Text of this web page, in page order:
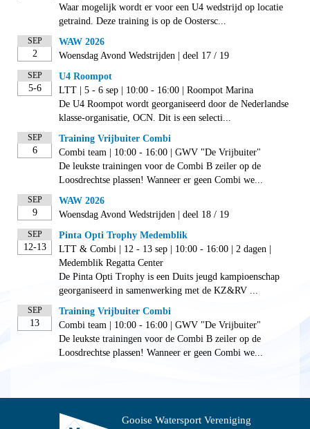
Waar mogelijk wordt er voor een U4 wedstrijd op locatie
getraind. Deze training is op de Oostersc...
SEP
2
WAW 2026
Woensdag Avond Wedstrijden | deel 17 / 19
SEP
5-6
U4 Roompot
LTT | 5 - 6 sep | 10:00 - 16:00 | Roompot Marina
De U4 Roompot wordt georganiseerd door de Nederlandse
klasse-organisatie, OCN. Dit is een selecti...
SEP
6
Training Vrijbuiter Combi
Combi team | 10:00 - 16:00 | GWV "De Vrijbuiter"
De leukste trainingen voor de Combi B zeiler op de
Loosdrechtse plassen! Wanneer er geen Combi we...
SEP
9
WAW 2026
Woensdag Avond Wedstrijden | deel 18 / 19
SEP
12-13
Pinta Opti Trophy Medemblik
LTT & Combi | 12 - 13 sep | 10:00 - 16:00 | 2 dagen |
Medemblik Regatta Center
De Pinta Opti Trophy is een Duits jeugd kampioenschap
georganiseerd in samenwerking met de KZ&RV ...
SEP
13
Training Vrijbuiter Combi
Combi team | 10:00 - 16:00 | GWV "De Vrijbuiter"
De leukste trainingen voor de Combi B zeiler op de
Loosdrechtse plassen! Wanneer er geen Combi we...
Gooise Watersport Vereniging